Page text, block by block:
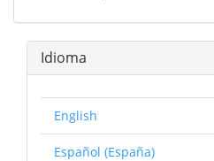
Idioma
English
Español (España)